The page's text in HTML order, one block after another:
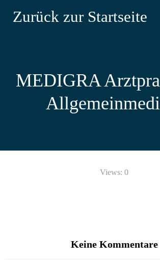
Inhalt
Zurück zur Startseite
MEDIGRA
Views: 0
Keine Kommentare